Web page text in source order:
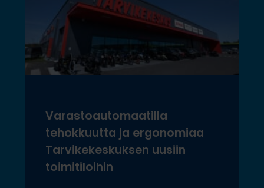
Varastoautomaatilla
tehokkuutta ja ergonomiaa
Tarvikekeskuksen uusiin
toimitiloihin